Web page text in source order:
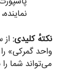
نکتهٔ کلیدی:
واحد گمرکی»